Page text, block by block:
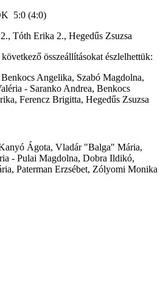
5:0 (4:0)
Tóth Erika 2., Hegedűs Zsuzsa
összeállításokat észlelhettük:
Angelika, Szabó Magdolna,
- Saranko Andrea, Benkocs
Ferencz Brigitta, Hegedűs Zsuzsa
Ágota, Vladár "Balga" Mária,
- Pulai Magdolna, Dobra Ildikó,
Paterman Erzsébet, Zólyomi Monika